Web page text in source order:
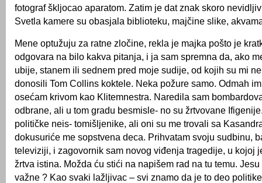
fotograf škljocao aparatom. Zatim je dat znak skoro
Svetla kamere su obasjala biblioteku, majčine slike,
Mene optužuju za ratne zločine, rekla je majka pošto je
odgovara na bilo kakva pitanja, i ja sam spremna da, ako
ubije, stanem ili sednem pred moje sudije, od kojih su mi
donosili Tom Collins koktele. Neka požure samo. Odmah
osećam krivom kao Klitemnestra. Naredila sam
odbrane, ali u tom gradu besmisle- no su žrtvovane
političke neis- tomišljenike, ali oni su me trovali sa
dokusuriće me sopstvena deca. Prihvatam svoju sudbinu,
televiziji, i zagovornik sam novog viđenja tragedije, u kojoj
žrtva istina. Možda ću stići na napišem rad na tu temu.
važne ? Kao svaki lažljivac – svi znamo da je to deo